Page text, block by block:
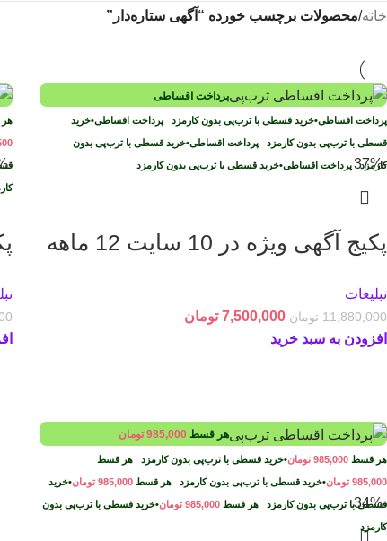
خانه/محصولات برچسب خورده “آگهی ستاره‌دار”
پرداخت اقساطی
پرداخت اقساطی•خرید قسطی با ترب‌پی بدون کارمزد پرداخت اقساطی•خرید
قسطی با ترب‌پی بدون کارمزد پرداخت اقساطی•خرید قسطی با ترب‌پی بدون
کارمزدپرداخت اقساطی•خرید قسطی با ترب‌پی بدون کارمزد -37%
پکیج آگهی ویژه در 10 سایت 12 ماهه
تبلیغات
11,880,000 تومان 7,500,000 تومان
افزودن به سبد خرید
-34%
هر قسط 985,000 تومان
هر قسط 985,000 تومان•خرید قسطی با ترب‌پی بدون کارمزد هر قسط
985,000 تومان•خرید قسطی با ترب‌پی بدون کارمزد هر قسط 985,000 تومان•خرید
قسطی با ترب‌پی بدون کارمزد هر قسط 985,000 تومان•خرید قسطی با ترب‌پی بدون
کارمزد
-34%